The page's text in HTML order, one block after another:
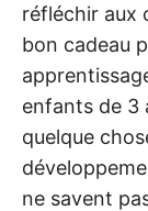
réfléchir aux
bon cadeau
enfants de 3
quelque
ne savent